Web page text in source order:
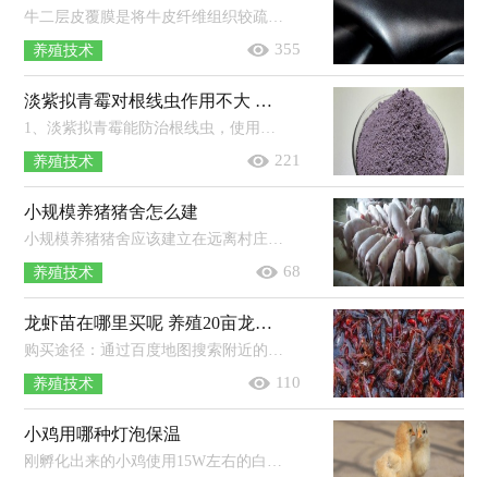
养殖技术 355
淡紫拟青霉对根线虫作用不大 淡紫拟青霉的作用
养殖技术 221
小规模养猪猪舍怎么建
养殖技术 68
龙虾苗在哪里买呢 养殖20亩龙虾可赚多少
养殖技术 110
小鸡用哪种灯泡保温